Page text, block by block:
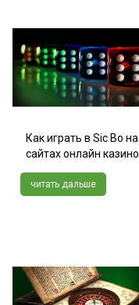
Как играть в Sic Bo на
сайтах онлайн казино
читать дальше